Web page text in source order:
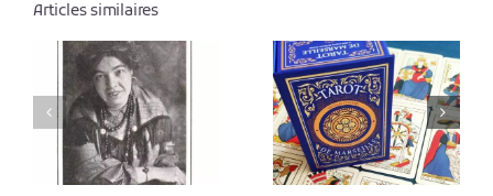
Articles similaires
Quel tarot
de
Marseille
choisir ?
Histoire du
Tarot : les
origines